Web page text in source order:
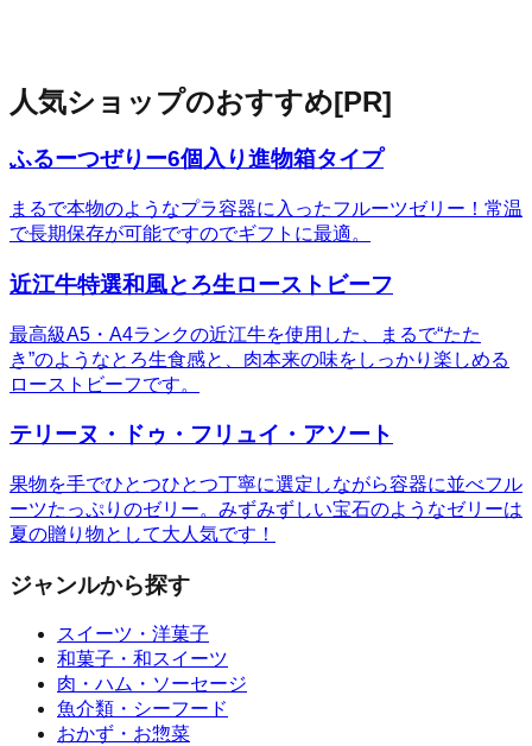
人気ショップのおすすめ[PR]
ふるーつぜりー6個入り進物箱タイプ
まるで本物のようなプラ容器に入ったフルーツゼリー！常温
で長期保存が可能ですのでギフトに最適。
近江牛特選和風とろ生ローストビーフ
最高級A5・A4ランクの近江牛を使用した、まるで“たた
き”のようなとろ生食感と、肉本来の味をしっかり楽しめる
ローストビーフです。
テリーヌ・ドゥ・フリュイ・アソート
果物を手でひとつひとつ丁寧に選定しながら容器に並べフル
ーツたっぷりのゼリー。みずみずしい宝石のようなゼリーは
夏の贈り物として大人気です！
ジャンルから探す
スイーツ・洋菓子
和菓子・和スイーツ
肉・ハム・ソーセージ
魚介類・シーフード
おかず・お惣菜